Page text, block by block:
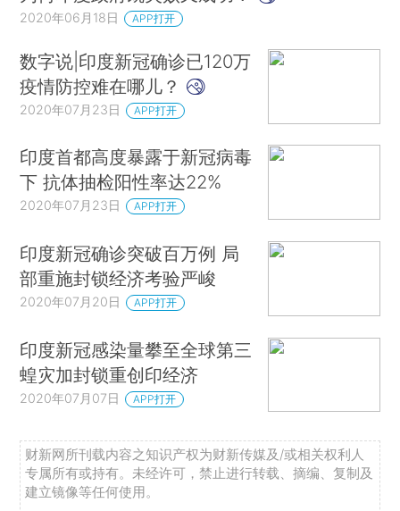
2020年06月18日 APP打开
数字说|印度新冠确诊已120万
疫情防控难在哪儿？
2020年07月23日 APP打开
印度首都高度暴露于新冠病毒
下 抗体抽检阳性率达22%
2020年07月23日 APP打开
印度新冠确诊突破百万例 局
部重施封锁经济考验严峻
2020年07月20日 APP打开
印度新冠感染量攀至全球第三
蝗灾加封锁重创印经济
2020年07月07日 APP打开
财新网所刊载内容之知识产权为财新传媒及/或相关权利人
专属所有或持有。未经许可，禁止进行转载、摘编、复制及
建立镜像等任何使用。